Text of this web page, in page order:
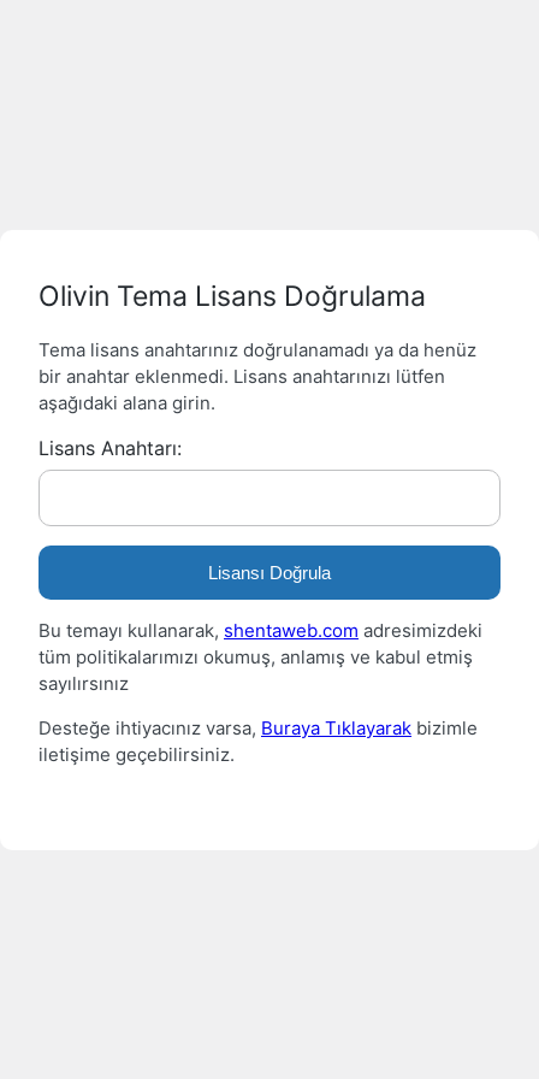
Olivin Tema Lisans Doğrulama
Tema lisans anahtarınız doğrulanamadı ya da henüz
bir anahtar eklenmedi. Lisans anahtarınızı lütfen
aşağıdaki alana girin.
Lisans Anahtarı:
Lisansı Doğrula
Bu temayı kullanarak, shentaweb.com adresimizdeki
tüm politikalarımızı okumuş, anlamış ve kabul etmiş
sayılırsınız
Desteğe ihtiyacınız varsa, Buraya Tıklayarak bizimle
iletişime geçebilirsiniz.